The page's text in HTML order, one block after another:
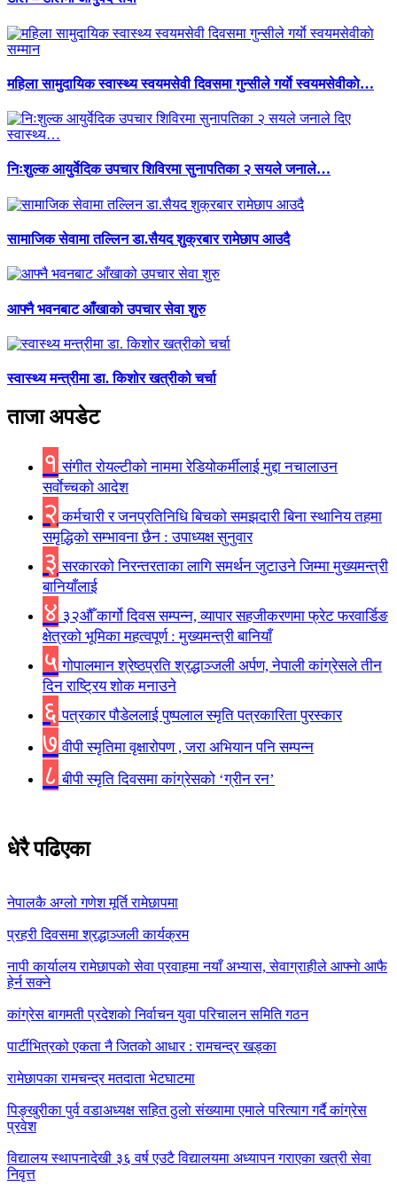
महिला सामुदायिक स्वास्थ्य स्वयमसेवी दिवसमा गुन्सीले गर्याे स्वयमसेवीकाे…
निःशुल्क आयुर्वेदिक उपचार शिविरमा सुनापतिका २ सयले जनाले…
सामाजिक सेवामा तल्लिन डा.सैयद शुक्रबार रामेछाप आउदै
आफ्नै भवनबाट आँखाको उपचार सेवा शुरु
स्वास्थ्य मन्त्रीमा डा. किशोर खत्रीको चर्चा
ताजा अपडेट
१ संगीत राेयल्टीकाे नाममा रेडियोकर्मीलाई मुद्दा नचालाउन
सर्वाेच्चकाे आदेश
२ कर्मचारी र जनप्रतिनिधि बिचकाे समझदारी बिना स्थानिय तहमा
समृद्धिकाे सम्भावना छैन : उपाध्यक्ष सुनुवार
३ सरकारको निरन्तरताका लागि समर्थन जुटाउने जिम्मा मुख्यमन्त्री
बानियाँलाई
४ ३२औँ कार्गो दिवस सम्पन्न, व्यापार सहजीकरणमा फ्रेट फरवार्डिङ
क्षेत्रको भूमिका महत्वपूर्ण : मुख्यमन्त्री बानियाँ
५ गोपालमान श्रेष्ठप्रति श्रद्धाञ्जली अर्पण, नेपाली कांग्रेसले तीन
दिन राष्ट्रिय शोक मनाउने
६ पत्रकार पौडेललाई पुष्पलाल स्मृति पत्रकारिता पुरस्कार
७ वीपी स्मृतिमा वृक्षारोपण , जरा अभियान पनि सम्पन्न
८ बीपी स्मृति दिवसमा कांग्रेसको ‘ग्रीन रन’
धेरै पढिएका
नेपालकै अग्लो गणेश मूर्ति रामेछापमा
प्रहरी दिवसमा श्रद्धाञ्जली कार्यक्रम
नापी कार्यालय रामेछापको सेवा प्रवाहमा नयाँ अभ्यास, सेवाग्राहीले आफ्नाे आफै
हेर्न सक्ने
कांग्रेस बागमती प्रदेशकाे निर्वाचन युवा परिचालन समिति गठन
पार्टीभित्रको एकता नै जितको आधार : रामचन्द्र खड्का
रामेछापका रामचन्द्र मतदाता भेटघाटमा
पिङ्खुरीका पुर्व वडाअध्यक्ष सहित ठुलाे संख्यामा एमाले परित्याग गर्दै कांग्रेस
प्रवेश
विद्यालय स्थापनादेखी ३६ वर्ष एउटै विद्यालयमा अध्यापन गराएका खत्री सेवा
निवृत्त